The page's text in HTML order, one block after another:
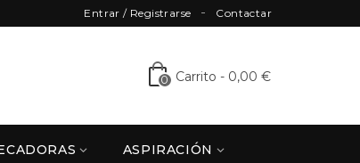
Contactar
Entrar / Registrarse
0 Carrito - 0,00 €
ASPIRACIÓN